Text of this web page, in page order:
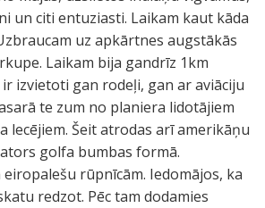
un citi entuziasti. Laikam kaut kāda
uz apkārtnes augstākās
Laikam bija gandrīz 1km
izvietoti gan rodeļi, gan ar aviāciju
te zum no planiera lidotājiem
lecējiem. Šeit atrodas arī amerikāņu
golfa bumbas formā.
rūpnīcām. Iedomājos, ka
redzot. Pēc tam dodamies